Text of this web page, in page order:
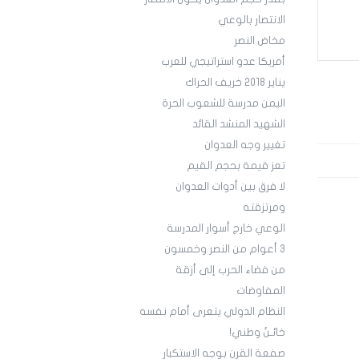
الانتصار بالوعي
مخاض النصر
أمريكا عدو استراتيجي للعرب
يناير 2018 خريف الحراك
اليمن مدرسة للشعوب الحرة
الشهيد المنشد القائد
تغيير وجه العدوان
تعز قيمة بحجم القيم
لا فرق بين أدوات العدوان
ومرتزقته
الوعي خارج أسوار المدرسة
3 أعوام من النصر وخمسون
من فضاء الحرب إلى أزقة
المفاوضات
النظام الدولي يتعرى أمام نفسه
خائـنٌ وطني!
صفعة القرن بوجه الاستكبار